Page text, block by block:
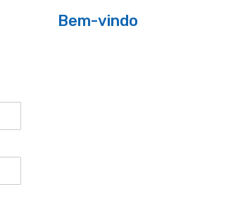
Bem-vindo